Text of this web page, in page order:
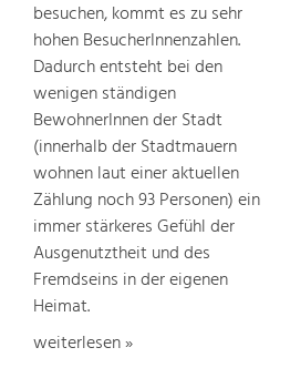
besuchen, kommt es zu sehr
hohen BesucherInnenzahlen.
Dadurch entsteht bei den
wenigen ständigen
BewohnerInnen der Stadt
(innerhalb der Stadtmauern
wohnen laut einer aktuellen
Zählung noch 93 Personen) ein
immer stärkeres Gefühl der
Ausgenutztheit und des
Fremdseins in der eigenen
Heimat.
weiterlesen »